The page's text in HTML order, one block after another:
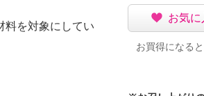
料を対象にしてい
お気
お買得になる